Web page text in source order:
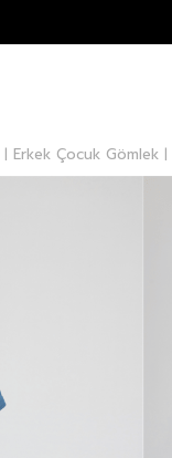
Erkek Çocuk Gömlek